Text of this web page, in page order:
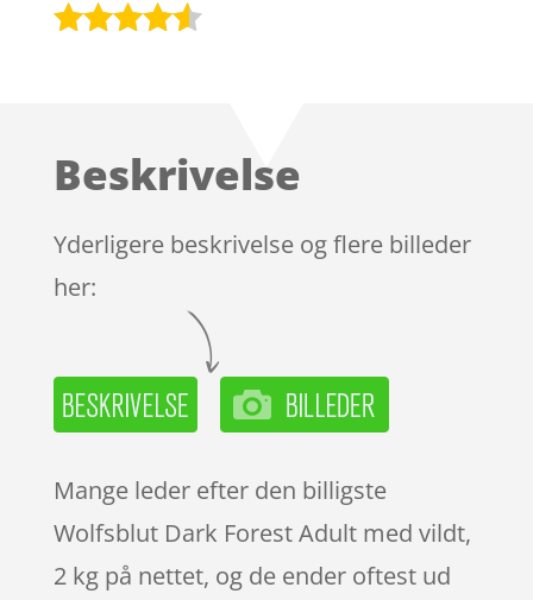
på
mmelser
Beskrivelse
Yderligere beskrivelse og flere billeder
her:
Mange leder efter den billigste
Wolfsblut Dark Forest Adult med vildt,
2 kg på nettet, og de ender oftest ud